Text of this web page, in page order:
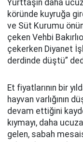
Yurttaşın daha
köründe kuyruğa
ve Süt Kurumu
çeken Vehbi
çekerken Diyanet
derdinde düştü”
Et fiyatlarının bir
hayvan varlığının
devam ettiğini
kıymayı, daha
gelen, sabah